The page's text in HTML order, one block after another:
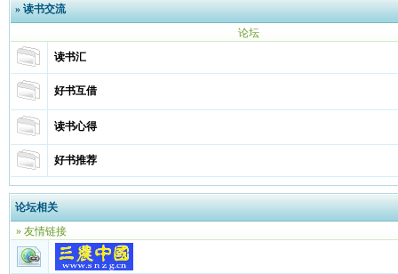
»读书交流
论坛
读书汇
好书互借
读书心得
好书推荐
论坛相关
» 友情链接